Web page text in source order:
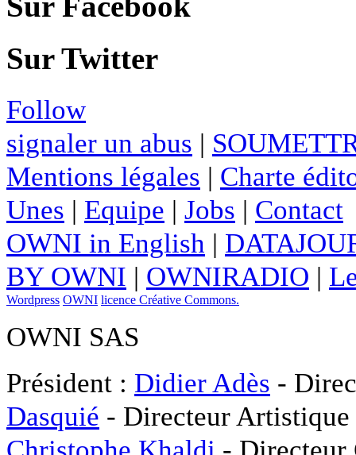
Sur Twitter
Follow
signaler un abus |
Mentions légales | Charte
Unes | Equipe | Jobs | Contact
OWNI in English |
BY OWNI | OWNIRADIO |
Wordpress OWNI licence Créative Commons.
OWNI SAS
Président : Didier Adès -
Dasquié - Directeur